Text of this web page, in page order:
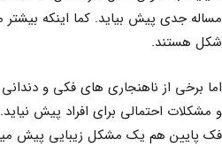
مساله جدی پیش بیاید. کما اینکه
شکل هستند.
اما برخی از ناهنجاری های فکی و
و مشکلات احتمالی برای افراد پیش
فک پایین هم یک مشکل زیبایی پیش